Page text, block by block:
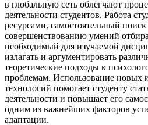
в глобальную сеть облегчают
деятельности студентов. Работа
ресурсами, самостоятельный
совершенствованию умений
необходимый для изучаемой
излагать и аргументировать
теоретические подходы к
проблемам. Использование
технологий помогает студенту
деятельности и повышает его
одним из важнейших факторов
адаптации.